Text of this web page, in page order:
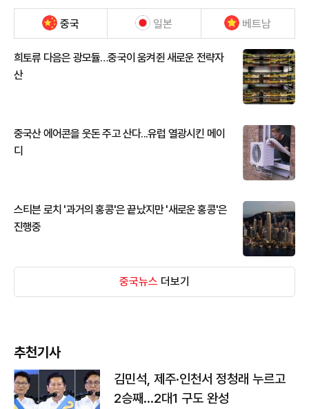
중국 일본 베트남
희토류 다음은 광모듈…중국이 움켜쥔 새로운 전략자
산
중국산 에어콘을 웃돈 주고 산다...유럽 열광시킨 메이
디
스티븐 로치 '과거의 홍콩'은 끝났지만 '새로운 홍콩'은
진행중
중국뉴스 더보기
추천기사
김민석, 제주·인천서 정청래 누르고
2승째…2대1 구도 완성